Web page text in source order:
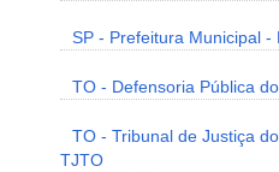
SP - Prefeitura Municipal -
TO - Defensoria Pública
TO - Tribunal de Justiça
TJTO